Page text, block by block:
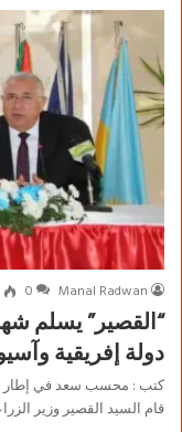
Manal Radwan
0
دولة إفريقية
كتب : محسب سعد في إطار
قام السيد القصير وزير